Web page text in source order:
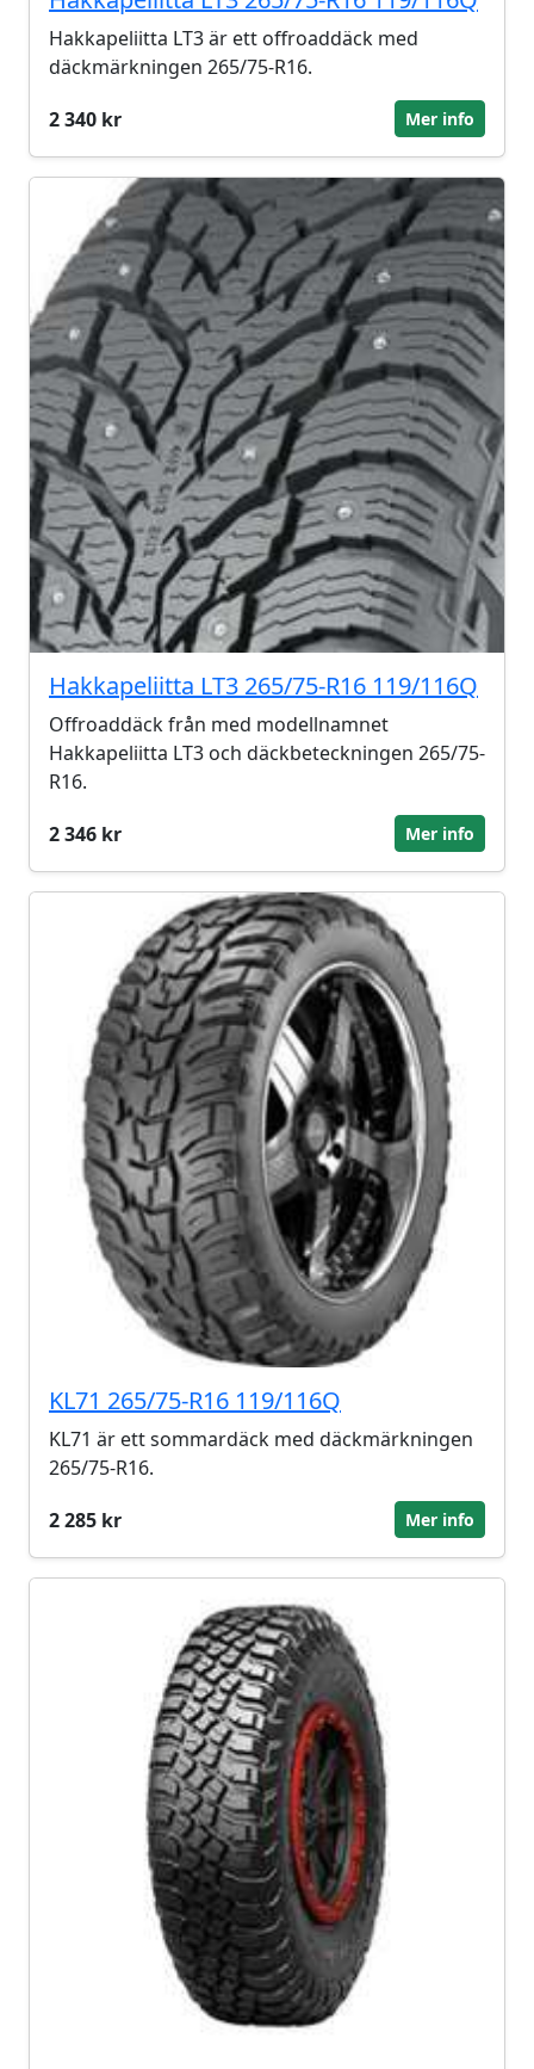
Hakkapeliitta LT3 är ett offroaddäck med
däckmärkningen 265/75-R16.
2 340 kr
Mer info
Hakkapeliitta LT3 265/75-R16 119/116Q
Offroaddäck från med modellnamnet
Hakkapeliitta LT3 och däckbeteckningen 265/75-
R16.
2 346 kr
Mer info
KL71 265/75-R16 119/116Q
KL71 är ett sommardäck med däckmärkningen
265/75-R16.
2 285 kr
Mer info